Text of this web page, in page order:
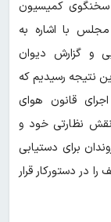
کمیسیون
با اشاره به
و گزارش دیوان
رسیدیم که
قانون هوای
نظارتی خود و
برای دستیابی
در دستورکار قرار